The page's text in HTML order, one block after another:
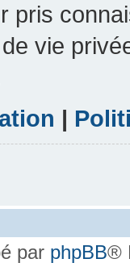
pris
vie
|
par phpBB®